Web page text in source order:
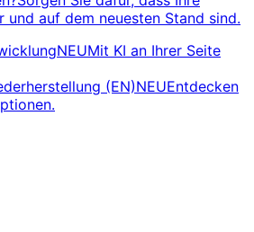
und auf dem neuesten Stand sind.
NEUMit KI an Ihrer Seite
(EN)NEUEntdecken